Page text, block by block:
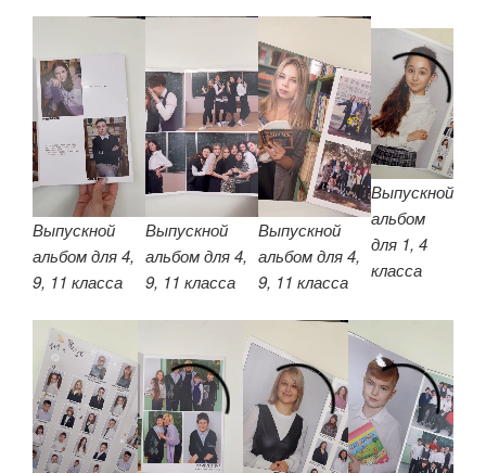
Выпускной
альбом для 4,
9, 11 класса
Выпускной
альбом для 4,
9, 11 класса
Выпускной
альбом для 4,
9, 11 класса
Выпускной
альбом
для 1, 4
класса